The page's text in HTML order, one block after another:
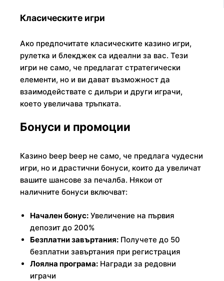
Класическите игри
Ако предпочитате класическите казино игри,
рулетка и блекджек са идеални за вас. Тези
игри не само, че предлагат стратегически
елементи, но и ви дават възможност да
взаимодействате с дилъри и други играчи,
което увеличава тръпката.
Бонуси и промоции
Казино beep beep не само, че предлага чудесни
игри, но и драстични бонуси, които да увеличат
вашите шансове за печалба. Някои от
наличните бонуси включват:
Начален бонус: Увеличение на първия
депозит до 200%
Безплатни завъртания: Получете до 50
безплатни завъртания при регистрация
Лоялна програма: Награди за редовни
играчи